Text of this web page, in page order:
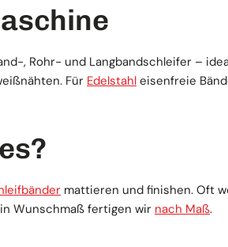
, Rohr- und Langbandschleifer –
Für Edelstahl eisenfreie
mattieren und finishen. Oft
Wunschmaß fertigen wir nach Maß.